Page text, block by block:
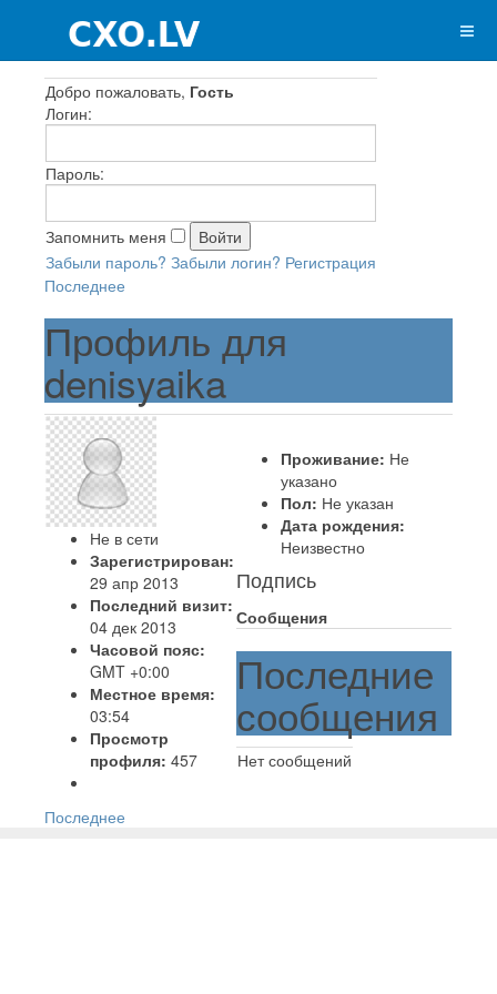
Добро пожаловать, Гость
Логин:
Пароль:
Запомнить меня
Забыли пароль? Забыли логин? Регистрация
Последнее
Профиль для
denisyaika
Не в сети
Зарегистрирован:
29 апр 2013
Последний визит:
04 дек 2013
Часовой пояс:
GMT +0:00
Местное время:
03:54
Просмотр
профиля: 457
Проживание: Не
указано
Пол: Не указан
Дата рождения:
Неизвестно
Подпись
Сообщения
Последние
сообщения
Нет сообщений
Последнее